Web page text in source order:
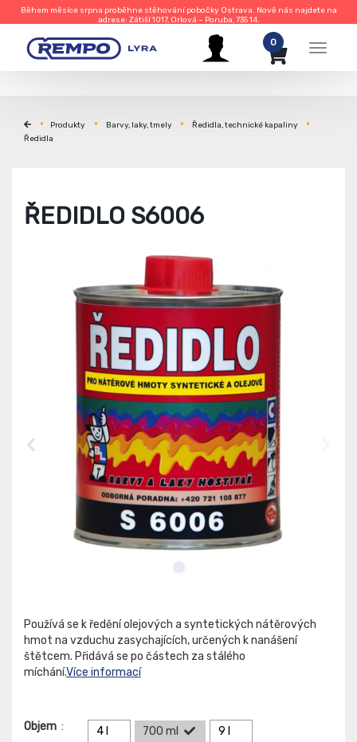
Během měsíce srpna proběhne stěhování pobočky Ostrava. Nově nás najdete na
adrese: Zátiší 1017, Orlová – Poruba, 735 14.
Menu
0
Produkty Barvy, laky, tmely
Ředidla, technické kapaliny
Ředidla
ŘEDIDLO S6006
Používá se k ředění olejových a syntetických nátěrových
hmot na vzduchu zasychajících, určených k nanášení
štětcem. Přidává se po částech za stálého
míchání.Více informací
Objem : 4 l 700 ml 9 l